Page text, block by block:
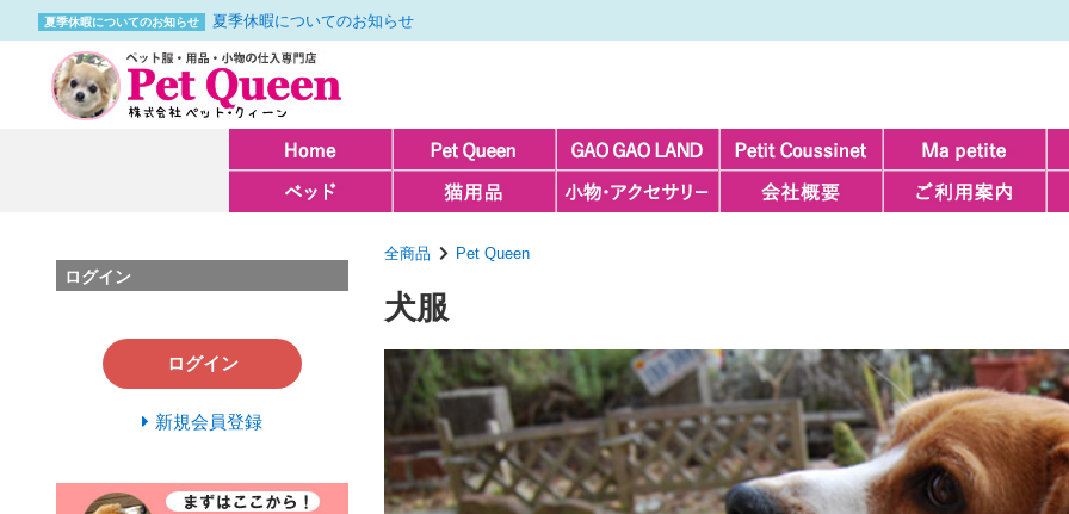
夏季休暇についてのお知らせ 夏季休暇についてのお知らせ
全商品 Pet Queen
犬服
ログイン
ログイン
新規会員登録